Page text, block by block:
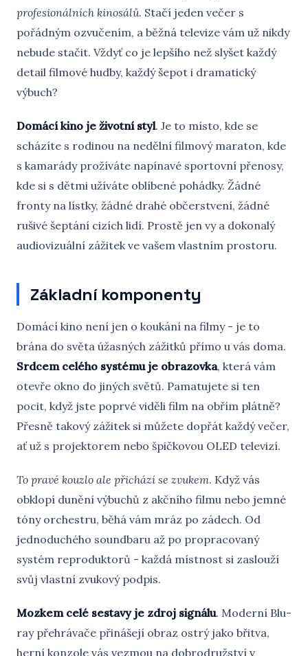
profesionálních kinosálů. Stačí jeden večer s
pořádným ozvučením, a běžná televize vám už nikdy
nebude stačit. Vždyť co je lepšího než slyšet každý
detail filmové hudby, každý šepot i dramatický
výbuch?
Domácí kino je životní styl. Je to místo, kde se
scházíte s rodinou na nedělní filmový maraton, kde
s kamarády prožíváte napínavé sportovní přenosy,
kde si s dětmi užíváte oblíbené pohádky. Žádné
fronty na lístky, žádné drahé občerstvení, žádné
rušivé šeptání cizích lidí. Prostě jen vy a dokonalý
audiovizuální zážitek ve vašem vlastním prostoru.
Základní komponenty
Domácí kino není jen o koukání na filmy - je to
brána do světa úžasných zážitků přímo u vás doma.
Srdcem celého systému je obrazovka, která vám
otevře okno do jiných světů. Pamatujete si ten
pocit, když jste poprvé viděli film na obřím plátně?
Přesně takový zážitek si můžete dopřát každý večer,
ať už s projektorem nebo špičkovou OLED televizí.
To pravé kouzlo ale přichází se zvukem. Když vás
obklopí dunění výbuchů z akčního filmu nebo jemné
tóny orchestru, běhá vám mráz po zádech. Od
jednoduchého soundbaru až po propracovaný
systém reproduktorů - každá místnost si zaslouží
svůj vlastní zvukový podpis.
Mozkem celé sestavy je zdroj signálu. Moderní Blu-
ray přehrávače přinášejí obraz ostrý jako břitva,
herní konzole vás vezmou na dobrodružství v